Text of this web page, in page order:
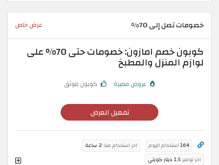
خصومات تصل إلى 70% عرض خاص
كوبون خصم امازون: خصومات حتى 70% على
لوازم المنزل والمطبخ
عروض مميزة كوبون موثق
تفعيل العرض
164 استخدام اليوم اخر استخدام منذ 2 ساعة
اخر توفير 1.5 دينار كويتي